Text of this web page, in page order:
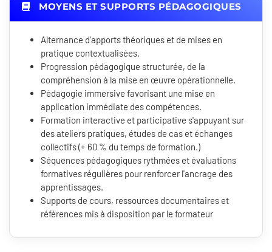
MOYENS ET SUPPORTS PÉDAGOGIQUES
Alternance d'apports théoriques et de mises en
pratique contextualisées.
Progression pédagogique structurée, de la
compréhension à la mise en œuvre opérationnelle.
Pédagogie immersive favorisant une mise en
application immédiate des compétences.
Formation interactive et participative s'appuyant sur
des ateliers pratiques, études de cas et échanges
collectifs (+ 60 % du temps de formation.)
Séquences pédagogiques rythmées et évaluations
formatives régulières pour renforcer l'ancrage des
apprentissages.
Supports de cours, ressources documentaires et
références mis à disposition par le formateur